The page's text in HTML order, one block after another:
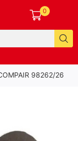
0
98262/26